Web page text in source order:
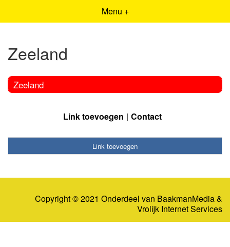
Menu +
Zeeland
Zeeland
Link toevoegen Contact
Link toevoegen
Copyright © 2021 Onderdeel van BaakmanMedia&
Vrolijk Internet Services